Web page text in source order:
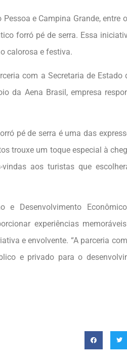
e Campina Grande, entre
forró pé de serra. Essa
calorosa e festiva.
com a Secretaria de
da Aena Brasil, empresa
pé de serra é uma das
trouxe um toque especial à
aos turistas que
e Desenvolvimento
experiências
e envolvente. “A parceria
e privado para o